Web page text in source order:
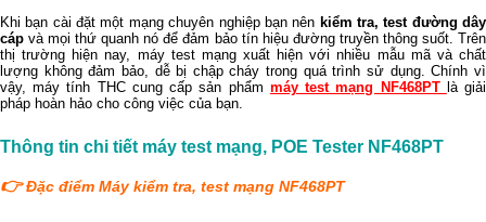
Khi bạn cài đặt một mạng chuyên nghiệp bạn nên kiểm tra, test đường dây
cáp và mọi thứ quanh nó để đảm bảo tín hiệu đường truyền thông suốt. Trên
thị trường hiện nay, máy test mạng xuất hiện với nhiều mẫu mã và chất
lượng không đảm bảo, dễ bị chập cháy trong quá trình sử dụng. Chính vì
vậy, máy tính THC cung cấp sản phẩm máy test mạng NF468PT là giải
pháp hoàn hảo cho công việc của bạn.
Thông tin chi tiết máy test mạng, POE Tester NF468PT
👉Đặc điểm Máy kiểm tra, test mạng NF468PT